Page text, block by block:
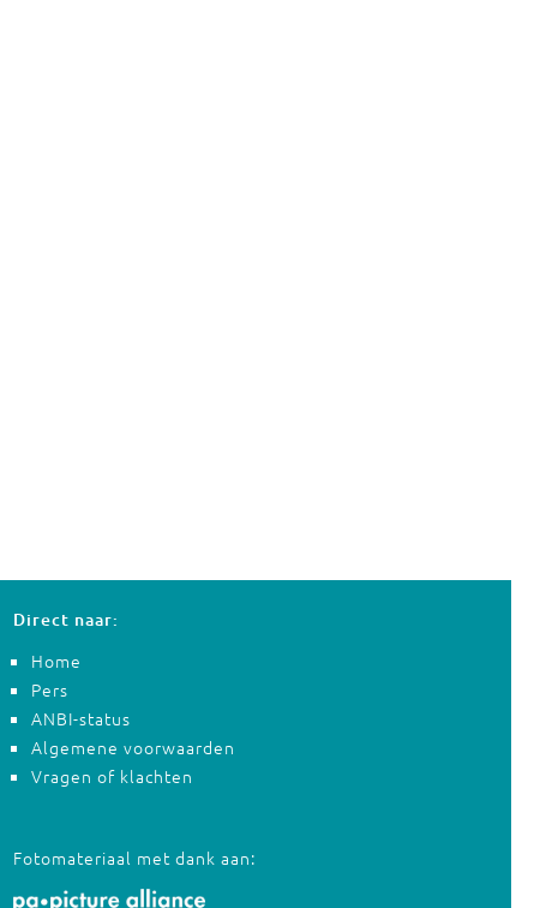
Direct naar:
Home
Pers
ANBI-status
Algemene voorwaarden
Vragen of klachten
Fotomateriaal met dank aan: